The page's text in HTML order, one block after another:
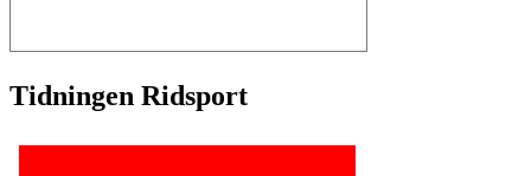
Tidningen Ridsport